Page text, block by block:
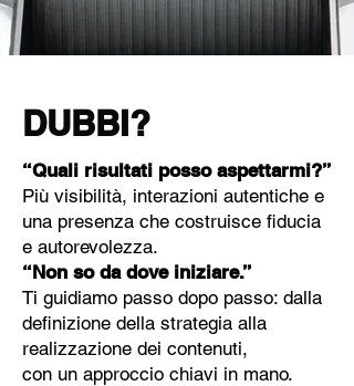
DUBBI?
“Quali risultati posso aspettarmi?”
Più visibilità, interazioni autentiche e
una presenza che costruisce fiducia
e autorevolezza.
“Non so da dove iniziare.”
Ti guidiamo passo dopo passo: dalla
definizione della strategia alla
realizzazione dei contenuti,
con un approccio chiavi in mano.